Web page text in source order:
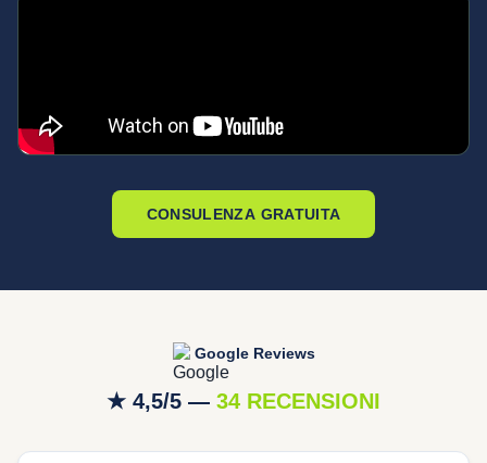
CONSULENZA GRATUITA
Google Reviews
★ 4,5/5 — 34 RECENSIONI